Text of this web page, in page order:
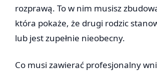
rozprawą. To w nim musisz
która pokaże, że drugi rodzic
lub jest zupełnie nieobecny.
Co musi zawierać profesjonalny